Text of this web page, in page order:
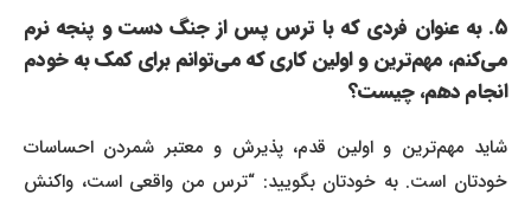
۵. به عنوان فردی که با ترس پس از جنگ دست و پنجه نرم
می‌کنم، مهم‌ترین و اولین کاری که می‌توانم برای کمک به خودم
انجام دهم، چیست؟
شاید مهم‌ترین و اولین قدم، پذیرش و معتبر شمردن احساسات
خودتان است. به خودتان بگویید: “ترس من واقعی است، واکنش